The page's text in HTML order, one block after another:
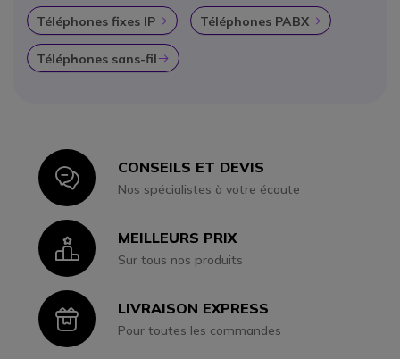
Téléphones fixes IP Icon Téléphones PABX Icon
Téléphones sans-fil Icon
IconCONSEILS ET DEVIS
Nos spécialistes à votre écoute
IconMEILLEURS PRIX
Sur tous nos produits
IconLIVRAISON EXPRESS
Pour toutes les commandes